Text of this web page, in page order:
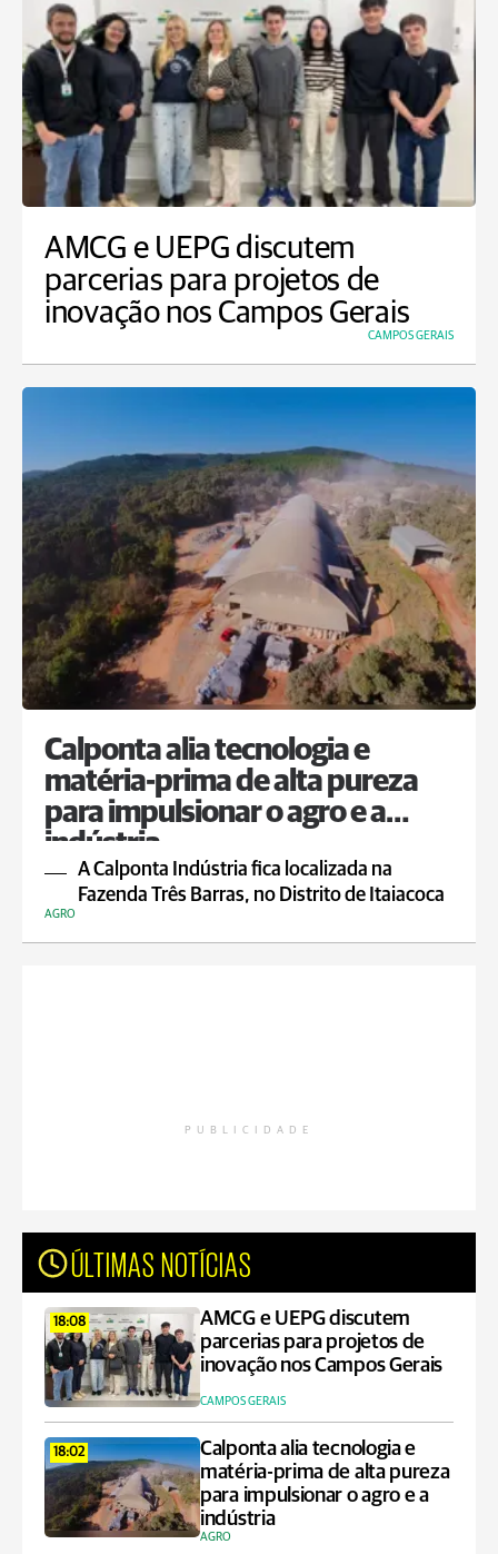
AMCG e UEPG discutem
parcerias para projetos de
inovação nos Campos Gerais
CAMPOS GERAIS
Calponta alia tecnologia e
matéria-prima de alta pureza
para impulsionar o agro e a
indústria
A Calponta Indústria fica localizada na
Fazenda Três Barras, no Distrito de Itaiacoca
AGRO
PUBLICIDADE
ÚLTIMAS NOTÍCIAS
18:08
AMCG e UEPG discutem
parcerias para projetos de
inovação nos Campos Gerais
CAMPOS GERAIS
18:02
Calponta alia tecnologia e
matéria-prima de alta pureza
para impulsionar o agro e a
indústria
AGRO